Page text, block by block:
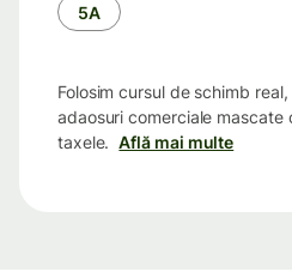
5A
Folosim cursul de schimb
adaosuri comerciale mascate
taxele. Află mai multe